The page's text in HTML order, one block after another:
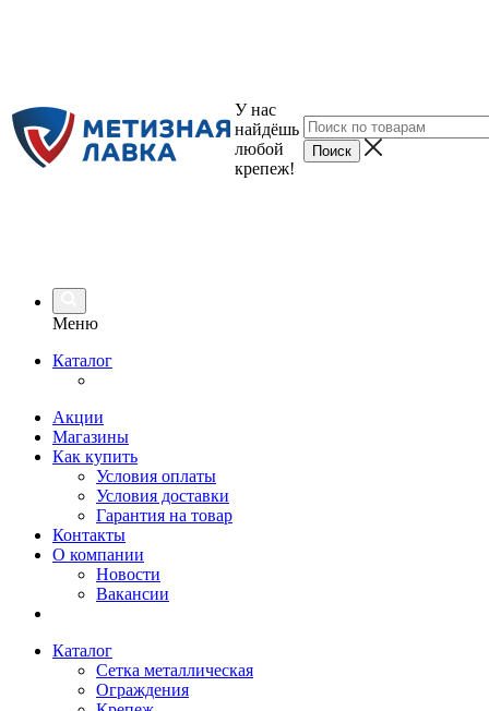
У нас
найдёшь
любой
крепеж!
Меню
Каталог
Акции
Магазины
Как купить
Условия оплаты
Условия доставки
Гарантия на товар
Контакты
О компании
Новости
Вакансии
Каталог
Сетка металлическая
Ограждения